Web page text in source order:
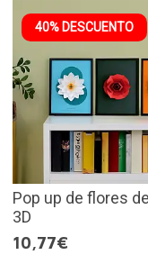
40% DESCUENTO
Pop up de flores
3D
10,77€